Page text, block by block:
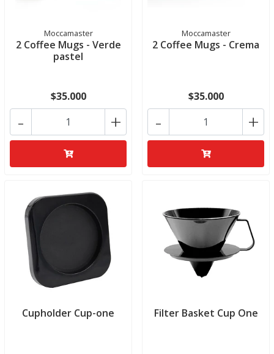
Moccamaster
2 Coffee Mugs - Verde
pastel
$35.000
+
-
Moccamaster
2 Coffee Mugs - Crema
$35.000
+
-
Cupholder Cup-one Filter Basket Cup One